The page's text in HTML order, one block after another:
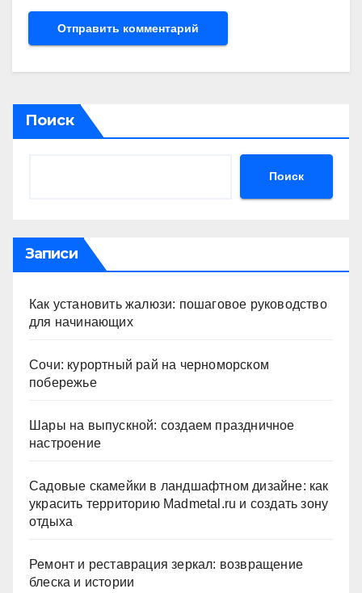
Поиск
Поиск
Записи
Как установить жалюзи: пошаговое руководство
для начинающих
Сочи: курортный рай на черноморском
побережье
Шары на выпускной: создаем праздничное
настроение
Садовые скамейки в ландшафтном дизайне: как
украсить территорию Madmetal.ru и создать зону
отдыха
Ремонт и реставрация зеркал: возвращение
блеска и истории